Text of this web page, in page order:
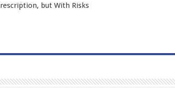
but With Risks